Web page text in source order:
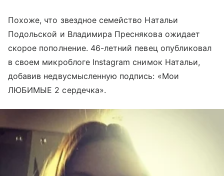
Похоже, что звездное семейство Натальи
Подольской и Владимира Преснякова ожидает
скорое пополнение. 46-летний певец опубликовал
в своем микроблоге Instagram снимок Натальи,
добавив недвусмысленную подпись: «Мои
ЛЮБИМЫЕ 2 сердечка».